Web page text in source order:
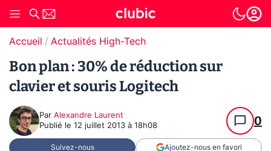
Accueil Actualités High-Tech
Bon plan : 30% de réduction sur
clavier et souris Logitech
Par Alexandre Laurent
Publié le 12 juillet 2013 à 18h08 0
Suivez-nous Ajoutez-nous en favori